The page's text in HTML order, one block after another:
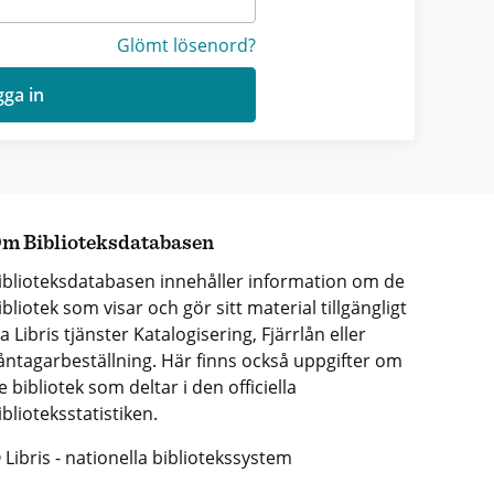
Glömt lösenord?
in
Biblioteksdatabasen
innehåller information om de
som visar och gör sitt material tillgängligt
Libris tjänster Katalogisering, Fjärrlån eller
Här finns också uppgifter om
bibliotek som deltar i den officiella
- nationella bibliotekssystem